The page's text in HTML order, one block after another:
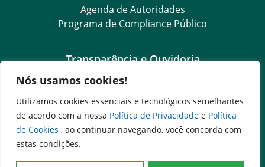
Nós usamos cookies!
Utilizamos cookies essenciais e tecnológicos semelhantes
de acordo com a nossa Política de Privacidade e Política
de Cookies , ao continuar navegando, você concorda com
estas condições.
Agenda de Autoridades
Programa de Compliance Público
Transparência e Ouvidoria
LGPD
Goiás Transparência
Dados Abertos Goiás
SIC – Serviço de Informação ao Cidadão
e-SIC – Serviço Eletrônico de Informação ao Cidadão
Ouvidoria Setorial (Expresso)